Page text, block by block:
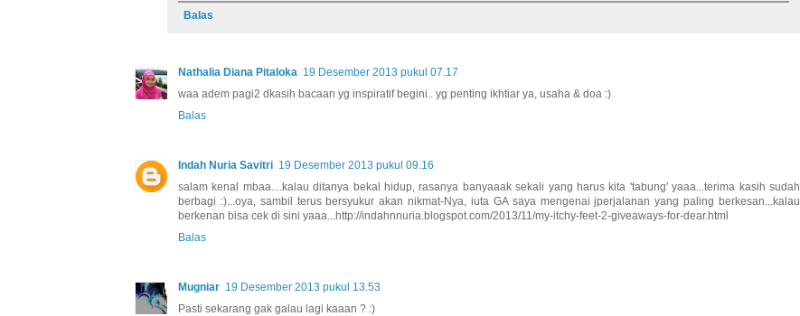
Balas
Nathalia Diana Pitaloka 19 Desember 2013 pukul 07.17
waa adem pagi2 dkasih bacaan yg inspiratif begini.. yg penting ikhtiar ya, usaha & doa :)
Balas
Indah Nuria Savitri 19 Desember 2013 pukul 09.16
salam kenal mbaa....kalau ditanya bekal hidup, rasanya banyaaak sekali yang harus kita 'tabung' yaaa...terima kasih sudah
berbagi :)...oya, sambil terus bersyukur akan nikmat-Nya, iuta GA saya mengenai jperjalanan yang paling berkesan...kalau
berkenan bisa cek di sini yaaa...http://indahnnuria.blogspot.com/2013/11/my-itchy-feet-2-giveaways-for-dear.html
Balas
Mugniar 19 Desember 2013 pukul 13.53
Pasti sekarang gak galau lagi kaaan ? :)